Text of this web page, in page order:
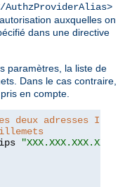
AuthzProviderAlias>
auxquelles on
dans une directive
paramètres, la liste de
Dans le cas contraire,
en compte.
deux adresses IP
"XXX.XXX.XXX.XXX